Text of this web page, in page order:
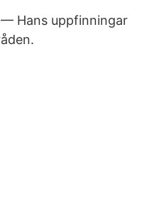
Hans uppfinningar